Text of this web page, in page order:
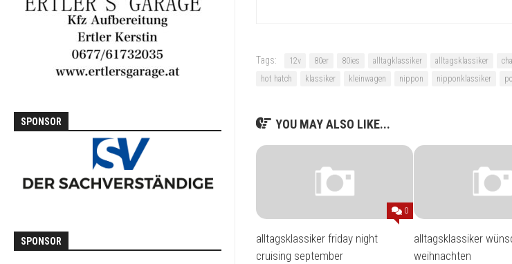
Tags: 12v 80er 80ies alltagklassiker alltagsklassiker
hot hatch
klassiker kleinwagen nippon nipponklassiker
YOU MAY ALSO LIKE...
0
alltagsklassiker friday night
cruising september
alltagsklassiker
weihnachten
SPONSOR
SPONSOR